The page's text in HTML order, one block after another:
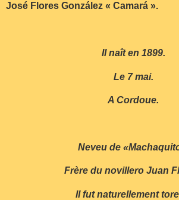
José Flores González « Camará ».
Il naît en 1899.
Le 7 mai.
A Cordoue.
Neveu de
Frère du novillero Juan
Il fut naturellement